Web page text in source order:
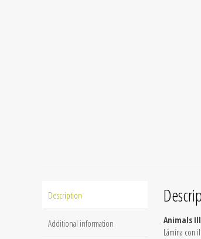
Description
Additional information
Animals
Lámina con